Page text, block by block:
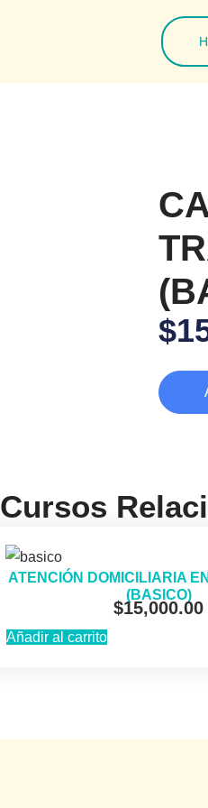
$
Cursos
ATENCIÓN DOMICILIARIA
(BASICO)
$15,000.00
Añadir al carrito